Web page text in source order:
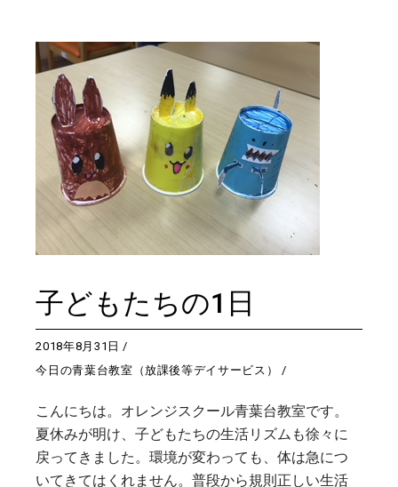
子どもたちの1日
2018年8月31日
今日の青葉台教室（放課後等デイサービス）
こんにちは。オレンジスクール青葉台教室です。
夏休みが明け、子どもたちの生活リズムも徐々に
戻ってきました。環境が変わっても、体は急につ
いてきてはくれません。普段から規則正しい生活